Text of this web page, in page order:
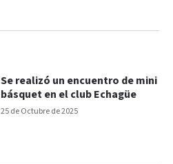
25 de Octubre de 2025
Se realizó un encuentro de mini
básquet en el club Echagüe